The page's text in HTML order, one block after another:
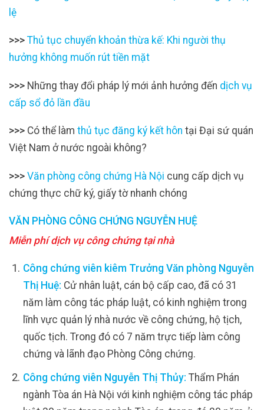
lệ
>>> Thủ tục chuyển khoản thừa kế: Khi người thụ
hưởng không muốn rút tiền mặt
>>> Những thay đổi pháp lý mới ảnh hưởng đến dịch vụ
cấp sổ đỏ lần đầu
>>> Có thể làm thủ tục đăng ký kết hôn tại Đại sứ quán
Việt Nam ở nước ngoài không?
>>> Văn phòng công chứng Hà Nội cung cấp dịch vụ
chứng thực chữ ký, giấy tờ nhanh chóng
VĂN PHÒNG CÔNG CHỨNG NGUYỄN HUỆ
Miễn phí dịch vụ công chứng tại nhà
Công chứng viên kiêm Trưởng Văn phòng Nguyễn
Thị Huệ: Cử nhân luật, cán bộ cấp cao, đã có 31
năm làm công tác pháp luật, có kinh nghiệm trong
lĩnh vực quản lý nhà nước về công chứng, hộ tịch,
quốc tịch. Trong đó có 7 năm trực tiếp làm công
chứng và lãnh đạo Phòng Công chứng.
Công chứng viên Nguyễn Thị Thủy: Thẩm Phán
ngành Tòa án Hà Nội với kinh nghiệm công tác pháp